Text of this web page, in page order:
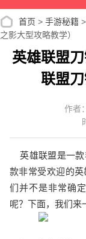
首页 > 手游秘籍
之影大型攻略教学）
英雄联盟
联盟
作者
英雄联盟是一款
款非常受欢迎的
们并不是非常确
呢？下面，我们来